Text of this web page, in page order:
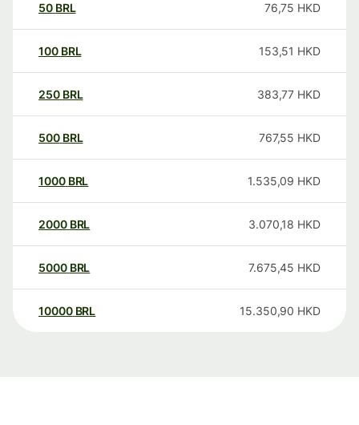
50 BRL 76,75 HKD
100 BRL 153,51 HKD
250 BRL 383,77 HKD
500 BRL 767,55 HKD
1000 BRL 1.535,09 HKD
2000 BRL 3.070,18 HKD
5000 BRL 7.675,45 HKD
10000 BRL 15.350,90 HKD